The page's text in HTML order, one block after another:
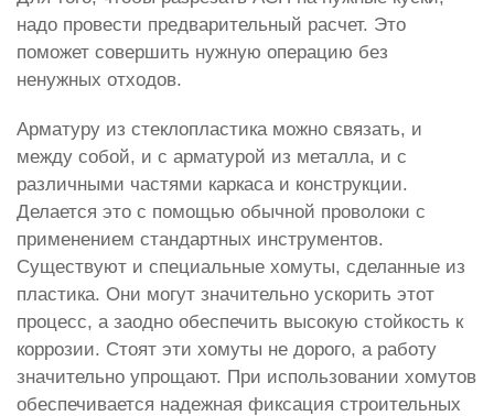
надо провести предварительный расчет. Это
поможет совершить нужную операцию без
ненужных отходов.
Арматуру из стеклопластика можно связать, и
между собой, и с арматурой из металла, и с
различными частями каркаса и конструкции.
Делается это с помощью обычной проволоки с
применением стандартных инструментов.
Существуют и специальные хомуты, сделанные из
пластика. Они могут значительно ускорить этот
процесс, а заодно обеспечить высокую стойкость к
коррозии. Стоят эти хомуты не дорого, а работу
значительно упрощают. При использовании хомутов
обеспечивается надежная фиксация строительных